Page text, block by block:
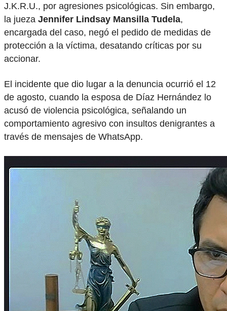
J.K.R.U., por agresiones psicológicas. Sin embargo,
la jueza Jennifer Lindsay Mansilla Tudela,
encargada del caso, negó el pedido de medidas de
protección a la víctima, desatando críticas por su
accionar.
El incidente que dio lugar a la denuncia ocurrió el 12
de agosto, cuando la esposa de Díaz Hernández lo
acusó de violencia psicológica, señalando un
comportamiento agresivo con insultos denigrantes a
través de mensajes de WhatsApp.